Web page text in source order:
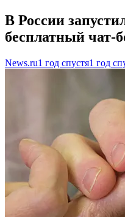
В России
бесплатный чат-
News.ru1 год спустя1 год